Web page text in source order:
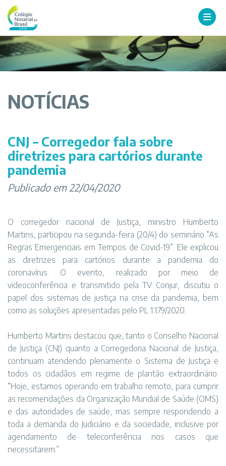
NOTÍCIAS
CNJ – Corregedor fala sobre
diretrizes para cartórios durante
pandemia
Publicado em 22/04/2020
O corregedor nacional de Justiça, ministro Humberto
Martins, participou na segunda-feira (20/4) do seminário “As
Regras Emergenciais em Tempos de Covid-19”. Ele explicou
as diretrizes para cartórios durante a pandemia do
coronavírus. O evento, realizado por meio de
videoconferência e transmitido pela TV Conjur, discutiu o
papel dos sistemas de justiça na crise da pandemia, bem
como as soluções apresentadas pelo PL 1.179/2020.
Humberto Martins destacou que, tanto o Conselho Nacional
de Justiça (CNJ) quanto a Corregedoria Nacional de Justiça,
continuam atendendo plenamente o Sistema de Justiça e
todos os cidadãos em regime de plantão extraordinário.
“Hoje, estamos operando em trabalho remoto, para cumprir
as recomendações da Organização Mundial de Saúde (OMS)
e das autoridades de saúde, mas sempre respondendo a
toda a demanda do Judiciário e da sociedade, inclusive por
agendamento de teleconferência nos casos que
necessitarem.”